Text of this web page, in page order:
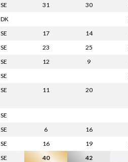
SE 31 30
DK
SE 17 14
SE 23 25
SE 12 9
SE
SE 11 20
SE
SE 6 16
SE 16 19
SE 40 42